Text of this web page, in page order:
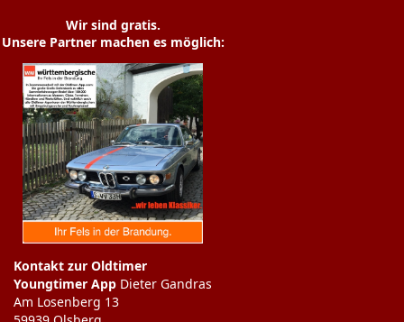
Wir sind gratis.
Unsere Partner machen es möglich:
Kontakt zur Oldtimer
Youngtimer App Dieter Gandras
Am Losenberg 13